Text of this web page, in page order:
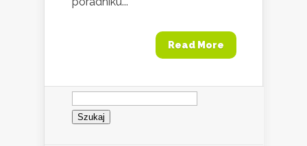
Read More
Szukaj: